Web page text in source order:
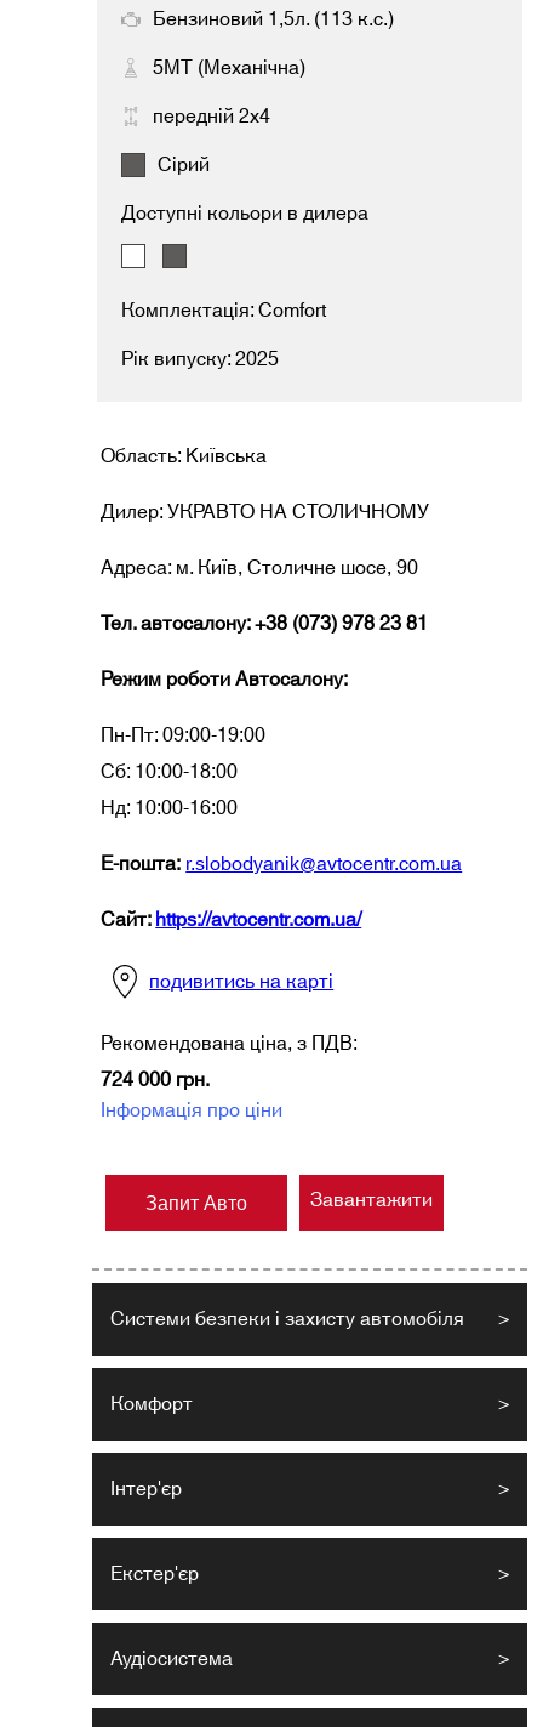
Бензиновий 1,5л. (113 к.с.)
5MT (Механічна)
передній 2х4
Сірий
Доступні кольори в дилера
Комплектація: Comfort
Рік випуску: 2025
Область: Kиївська
Дилер: УКРАВТО НА СТОЛИЧНОМУ
Адреса: м. Київ, Столичне шосе, 90
Тел. автосалону: +38 (073) 978 23 81
Режим роботи Автосалону:
Пн-Пт: 09:00-19:00
Сб: 10:00-18:00
Нд: 10:00-16:00
Е-пошта:r.slobodyanik@avtocentr.com.ua
Сайт:https://avtocentr.com.ua/
подивитись на карті
Рекомендована ціна, з ПДВ:
724 000 грн.
Інформація про ціни
Запит Авто Завантажити
Системи безпеки і захисту автомобіля >
Комфорт >
Інтер'єр >
Екстер'єр >
Аудіосистема >